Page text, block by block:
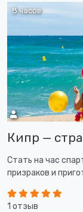
8 часов
Кипр —
Стать на час
призраков и
1 отзыв